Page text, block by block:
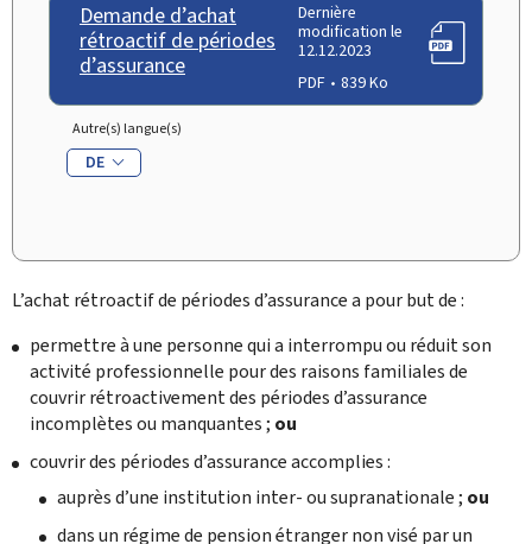
Demande d’achat
rétroactif de périodes
d’assurance
Dernière
modification le
12.12.2023
PDF
839 Ko
Autre(s) langue(s)
DE
L’achat rétroactif de périodes d’assurance a pour but de :
permettre à une personne qui a interrompu ou réduit son
activité professionnelle pour des raisons familiales de
couvrir rétroactivement des périodes d’assurance
incomplètes ou manquantes ; ou
couvrir des périodes d’assurance accomplies :
auprès d’une institution inter- ou supranationale ; ou
dans un régime de pension étranger non visé par un